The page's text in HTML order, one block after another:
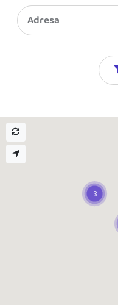
Katalóg doplnkov
Blog
Podnikateľský servis
3